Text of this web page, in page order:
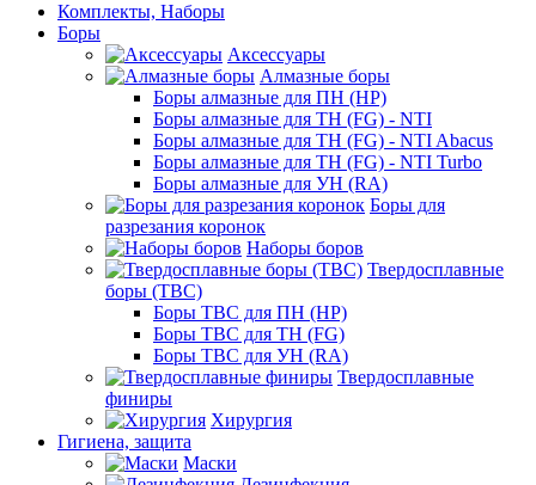
Комплекты, Наборы
Боры
Аксессуары
Алмазные боры
Боры алмазные для ПН (HP)
Боры алмазные для ТН (FG) - NTI
Боры алмазные для ТН (FG) - NTI Abacus
Боры алмазные для ТН (FG) - NTI Turbo
Боры алмазные для УН (RA)
Боры для
разрезания коронок
Наборы боров
Твердосплавные
боры (ТВС)
Боры ТВС для ПН (HP)
Боры ТВС для ТН (FG)
Боры ТВС для УН (RA)
Твердосплавные
финиры
Хирургия
Гигиена, защита
Маски